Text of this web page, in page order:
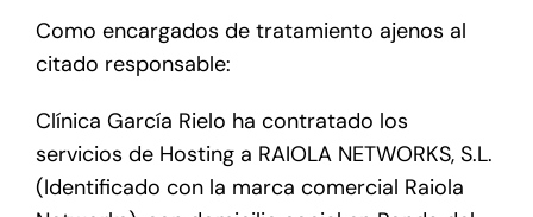
Como encargados de tratamiento ajenos al
citado responsable:
Clínica García Rielo ha contratado los
servicios de Hosting a RAIOLA NETWORKS, S.L.
(Identificado con la marca comercial Raiola